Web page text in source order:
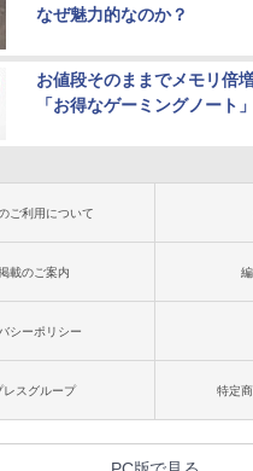
なぜ魅力的なのか？
お値段そのままでメモリ倍
「お得なゲーミングノート」
ご利用について
載のご案内
シーポリシー
レスグループ 特定